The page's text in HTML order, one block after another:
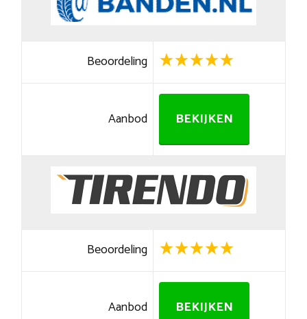
Beoordeling
Aanbod BEKIJKEN
Beoordeling
Aanbod BEKIJKEN